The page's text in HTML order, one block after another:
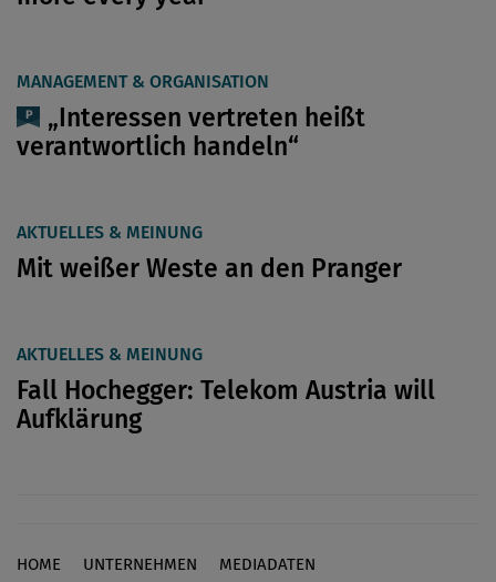
MANAGEMENT & ORGANISATION
„Interessen vertreten heißt
verantwortlich handeln“
AKTUELLES & MEINUNG
Mit weißer Weste an den Pranger
AKTUELLES & MEINUNG
Fall Hochegger: Telekom Austria will
Aufklärung
Footer
HOME UNTERNEHMEN
MEDIADATEN